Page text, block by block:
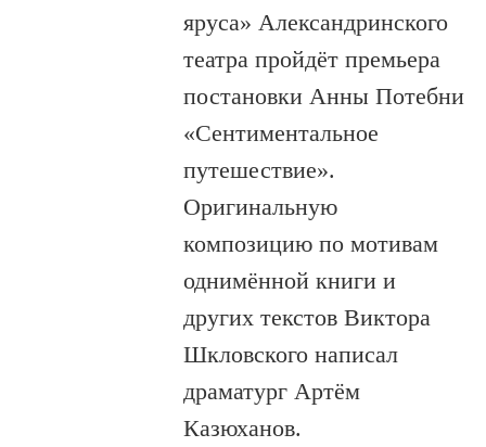
яруса» Александринского
театра пройдёт премьера
постановки Анны Потебни
«Сентиментальное
путешествие».
Оригинальную
композицию по мотивам
однимённой книги и
других текстов Виктора
Шкловского написал
драматург Артём
Казюханов.